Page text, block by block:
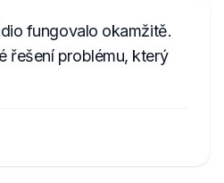
fungovalo okamžitě.
řešení problému, který